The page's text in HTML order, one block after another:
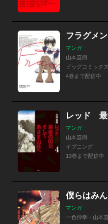
フラグメ
マンガ
山本直樹
ビッグコミック
4巻まで配信中
マンガ
山本直樹
イブニング
13巻まで配信中
僕らはみ
マンガ
一色伸幸・山本